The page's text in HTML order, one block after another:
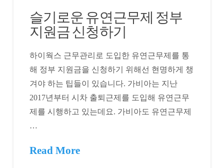
슬기로운 유연근무제 정부
지원금 신청하기
하이웍스 근무관리로 도입한 유연근무제를 통
해 정부 지원금을 신청하기 위해선 현명하게 챙
겨야 하는 팁들이 있습니다. 가비아는 지난
2017년부터 시차 출퇴근제를 도입해 유연근무
제를 시행하고 있는데요. 가비아도 유연근무제
…
Read More